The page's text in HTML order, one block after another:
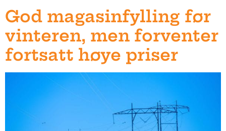
God magasinfylling før
vinteren, men forventer
fortsatt høye priser